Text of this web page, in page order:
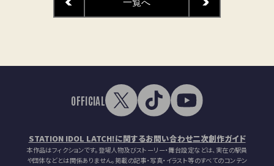
OFFICIAL
STATION IDOL LATCH!に関するお問い合わせ二次創作ガイド
本作品はフィクションです。登場人物及びストーリー・舞台設定などは、実在の駅員
や団体などとは関係ありません。掲載の記事・写真・イラスト等のすべてのコンテン